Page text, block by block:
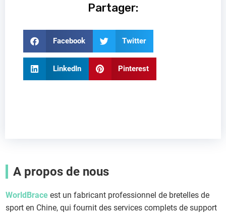
Partager:
Facebook Twitter
LinkedIn Pinterest
A propos de nous
WorldBrace est un fabricant professionnel de bretelles de
sport en Chine, qui fournit des services complets de support